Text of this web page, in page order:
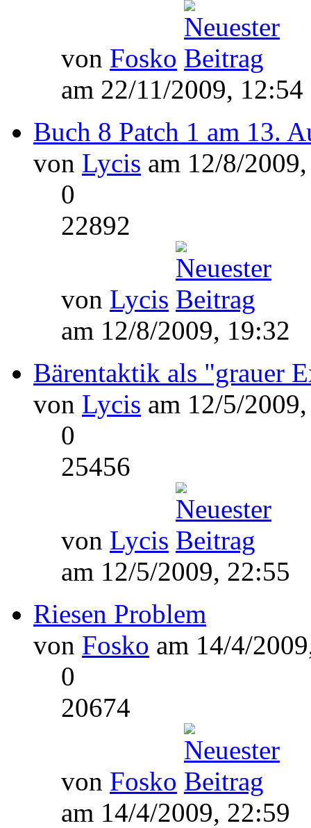
von Fosko
am 22/11/2009, 12:54
Buch 8 Patch 1 am 13.
von Lycis am 12/8/
0
22892
von Lycis
am 12/8/2009, 19:32
Bärentaktik als "grauer
von Lycis am 12/5/
0
25456
von Lycis
am 12/5/2009, 22:55
Riesen Problem
von Fosko am 14/4/
0
20674
von Fosko
am 14/4/2009, 22:59